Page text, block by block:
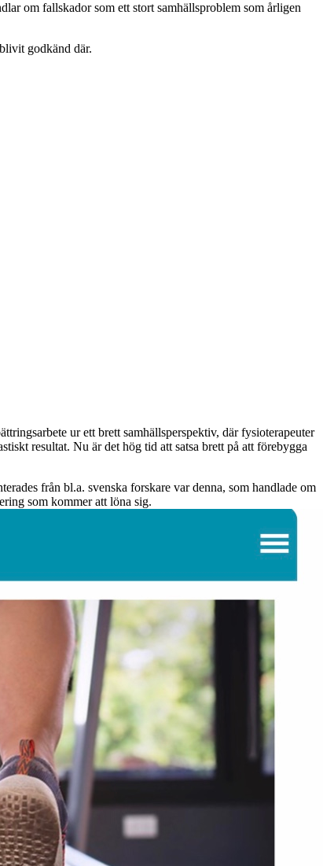
om fallskador som ett stort samhällsproblem som årligen
godkänd där.
ur ett brett samhällsperspektiv, där fysioterapeuter
resultat. Nu är det hög tid att satsa brett på att förebygga
från bl.a. svenska forskare var denna, som handlade om
som kommer att löna sig.